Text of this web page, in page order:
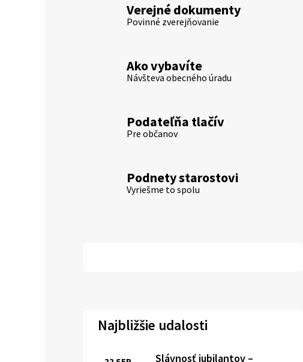
Verejné dokumenty
Povinné zverejňovanie
Ako vybavíte
Návšteva obecného úradu
Podateľňa tlačív
Pre občanov
Podnety starostovi
Vyriešme to spolu
Najbližšie udalosti
Slávnosť jubilantov –